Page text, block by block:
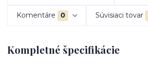
Komentáre 0 Súvisiaci tovar
Kompletné špecifikácie